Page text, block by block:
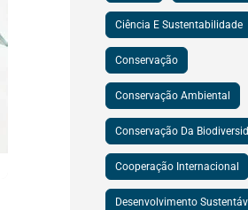
Ciência E Sustentabilidade
Conservação
Conservação Ambiental
Conservação Da
Cooperação Internacional
Desenvolvimento